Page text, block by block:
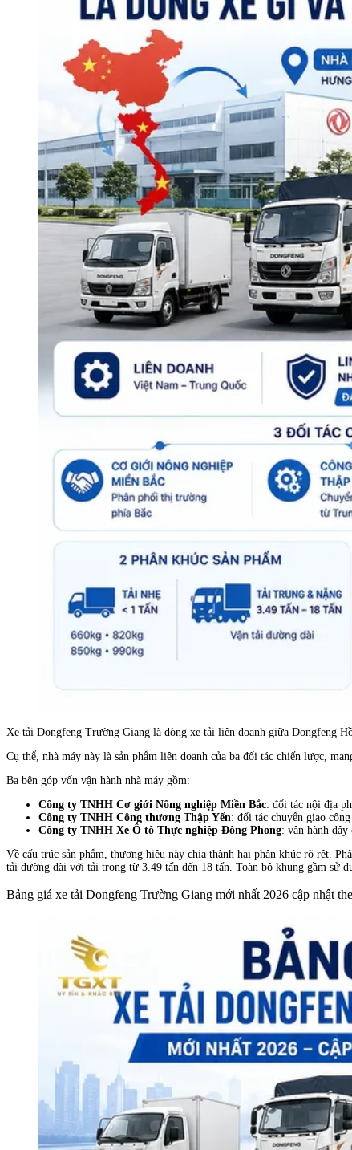
Xe tải Dongfeng Trường Giang là dòng xe tải liên doanh giữa Dongfeng
Cụ thể, nhà máy này là sản phẩm liên doanh của ba đối tác chiến lược,
Ba bên góp vốn vận hành nhà máy gồm:
Công ty TNHH Cơ giới Nông nghiệp Miền Bắc: đối tác nội địa
Công ty TNHH Công thương Thập Yến: đối tác chuyển giao
Công ty TNHH Xe Ô tô Thực nghiệp Đông Phong: vận hành
Về cấu trúc sản phẩm, thương hiệu này chia thành hai phân khúc rõ rệt.
tải đường dài với tải trọng từ 3.49 tấn đến 18 tấn. Toàn bộ khung gầm sử
Bảng giá xe tải Dongfeng Trường Giang mới nhất 2026 cập nhật